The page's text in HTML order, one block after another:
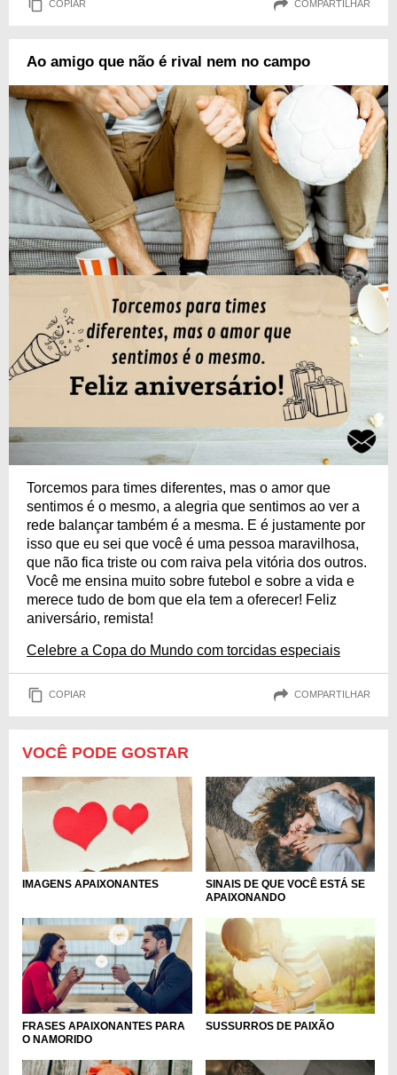
COPIAR COMPARTILHAR
Ao amigo que não é rival nem no campo
Torcemos para times diferentes, mas o amor que
sentimos é o mesmo, a alegria que sentimos ao ver a
rede balançar também é a mesma. E é justamente por
isso que eu sei que você é uma pessoa maravilhosa,
que não fica triste ou com raiva pela vitória dos outros.
Você me ensina muito sobre futebol e sobre a vida e
merece tudo de bom que ela tem a oferecer! Feliz
aniversário, remista!
Celebre a Copa do Mundo com torcidas especiais
COPIAR COMPARTILHAR
VOCÊ PODE GOSTAR
IMAGENS APAIXONANTES
SINAIS DE QUE VOCÊ ESTÁ SE
APAIXONANDO
FRASES APAIXONANTES PARA
O NAMORIDO
SUSSURROS DE PAIXÃO